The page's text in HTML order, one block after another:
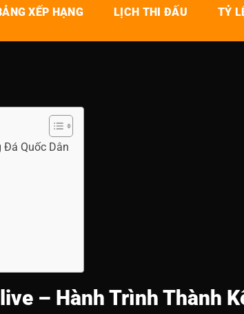
XẾP HẠNG LỊCH THI ĐẤU TỶ
Đá Quốc Dân
– Hành Trình Thành